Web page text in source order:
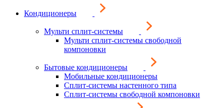
Кондиционеры
Мульти сплит-системы
Мульти сплит-системы свободной
компоновки
Бытовые кондиционеры
Мобильные кондиционеры
Сплит-системы настенного типа
Сплит-системы свободной компоновки